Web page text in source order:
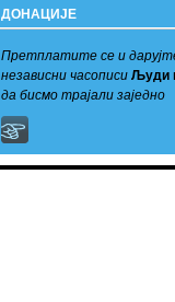
ДОНАЦИЈЕ
Претплатите се и
независни часописи Људи
да бисмо трајали заједно